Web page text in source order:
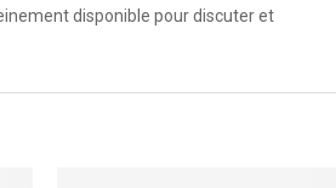
disponible pour discuter et